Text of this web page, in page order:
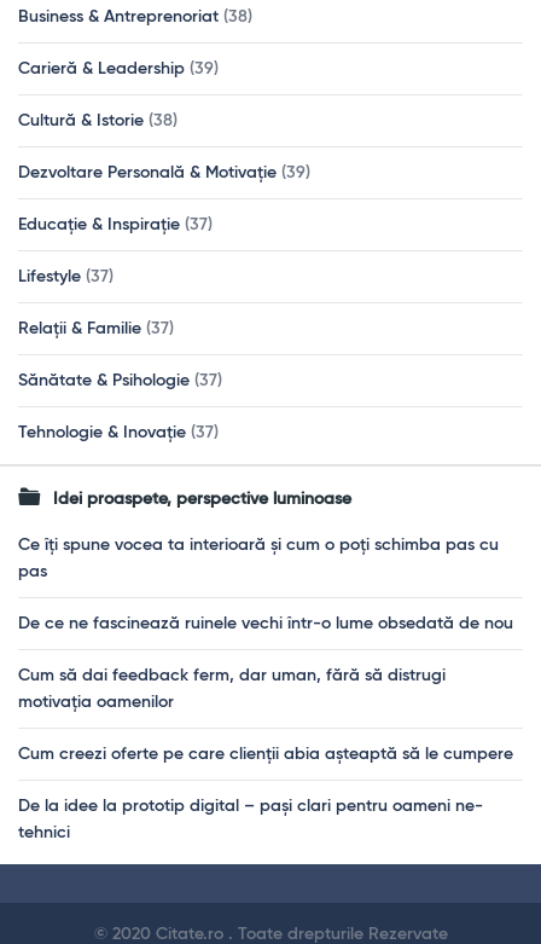
Business & Antreprenoriat (38)
Carieră & Leadership (39)
Cultură & Istorie (38)
Dezvoltare Personală & Motivație (39)
Educație & Inspirație (37)
Lifestyle (37)
Relații & Familie (37)
Sănătate & Psihologie (37)
Tehnologie & Inovație (37)
Idei proaspete, perspective luminoase
Ce îți spune vocea ta interioară și cum o poți schimba pas cu
pas
De ce ne fascinează ruinele vechi într-o lume obsedată de nou
Cum să dai feedback ferm, dar uman, fără să distrugi
motivația oamenilor
Cum creezi oferte pe care clienții abia așteaptă să le cumpere
De la idee la prototip digital – pași clari pentru oameni ne-
tehnici
© 2020 Citate.ro . Toate drepturile Rezervate